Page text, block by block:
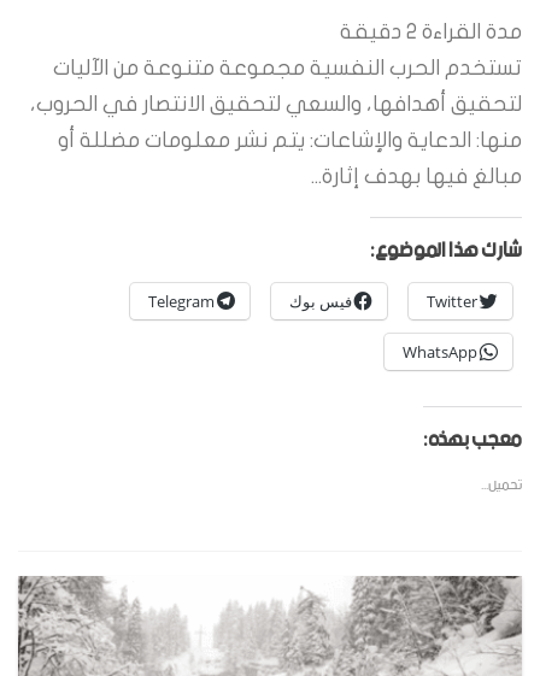
مدة القراءة 2 دقيقة
تستخدم الحرب النفسية مجموعة متنوعة من الآليات
لتحقيق أهدافها، والسعي لتحقيق الانتصار في الحروب،
منها: الدعاية والإشاعات: يتم نشر معلومات مضللة أو
مبالغ فيها بهدف إثارة...
شارك هذا الموضوع:
Twitter فيس بوك Telegram
WhatsApp
معجب بهذه:
تحميل...